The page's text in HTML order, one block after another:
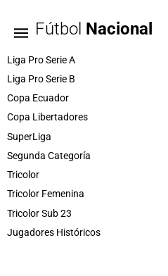
Fútbol Nacional
Liga Pro Serie A
Liga Pro Serie B
Copa Ecuador
Copa Libertadores
SuperLiga
Segunda Categoría
Tricolor
Tricolor Femenina
Tricolor Sub 23
Jugadores Históricos